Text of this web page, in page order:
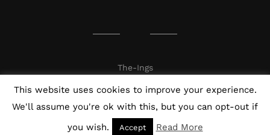
The-Ings
This website uses cookies to improve your experience.
We'll assume you're ok with this, but you can opt-out if
you wish.
Accept Read More